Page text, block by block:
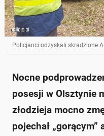
Policjanci odzyskali skradzione
Nocne
posesji w Olsztynie
złodzieja mocno
pojechał